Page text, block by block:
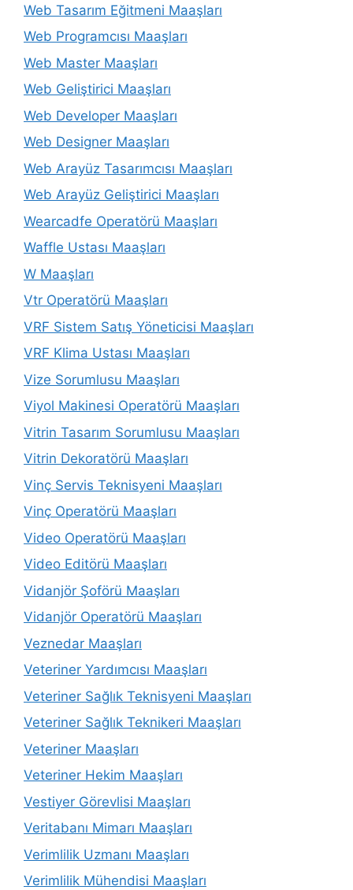
Web Tasarım Eğitmeni Maaşları
Web Programcısı Maaşları
Web Master Maaşları
Web Geliştirici Maaşları
Web Developer Maaşları
Web Designer Maaşları
Web Arayüz Tasarımcısı Maaşları
Web Arayüz Geliştirici Maaşları
Wearcadfe Operatörü Maaşları
Waffle Ustası Maaşları
W Maaşları
Vtr Operatörü Maaşları
VRF Sistem Satış Yöneticisi Maaşları
VRF Klima Ustası Maaşları
Vize Sorumlusu Maaşları
Viyol Makinesi Operatörü Maaşları
Vitrin Tasarım Sorumlusu Maaşları
Vitrin Dekoratörü Maaşları
Vinç Servis Teknisyeni Maaşları
Vinç Operatörü Maaşları
Video Operatörü Maaşları
Video Editörü Maaşları
Vidanjör Şoförü Maaşları
Vidanjör Operatörü Maaşları
Veznedar Maaşları
Veteriner Yardımcısı Maaşları
Veteriner Sağlık Teknisyeni Maaşları
Veteriner Sağlık Teknikeri Maaşları
Veteriner Maaşları
Veteriner Hekim Maaşları
Vestiyer Görevlisi Maaşları
Veritabanı Mimarı Maaşları
Verimlilik Uzmanı Maaşları
Verimlilik Mühendisi Maaşları